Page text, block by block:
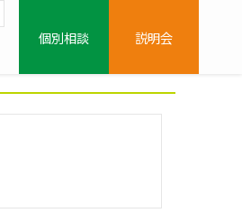
個別相談
説明会